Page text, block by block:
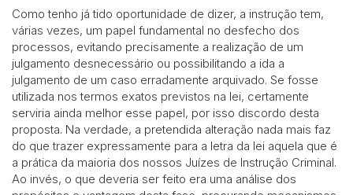
Como tenho já tido oportunidade de dizer, a instrução tem,
várias vezes, um papel fundamental no desfecho dos
processos, evitando precisamente a realização de um
julgamento desnecessário ou possibilitando a ida a
julgamento de um caso erradamente arquivado. Se fosse
utilizada nos termos exatos previstos na lei, certamente
serviria ainda melhor esse papel, por isso discordo desta
proposta. Na verdade, a pretendida alteração nada mais faz
do que trazer expressamente para a letra da lei aquela que é
a prática da maioria dos nossos Juízes de Instrução Criminal.
Ao invés, o que deveria ser feito era uma análise dos